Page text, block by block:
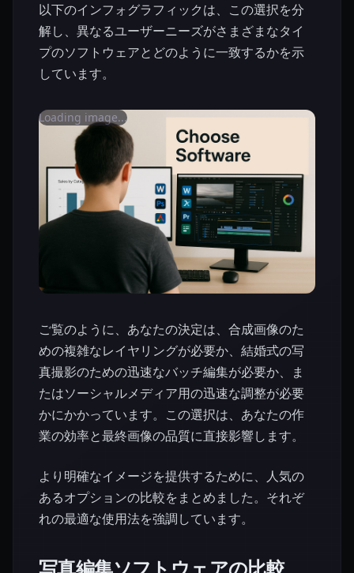
以下のインフォグラフィックは、この選択を分
解し、異なるユーザーニーズがさまざまなタイ
プのソフトウェアとどのように一致するかを示
しています。
Loading image...
ご覧のように、あなたの決定は、合成画像のた
めの複雑なレイヤリングが必要か、結婚式の写
真撮影のための迅速なバッチ編集が必要か、ま
たはソーシャルメディア用の迅速な調整が必要
かにかかっています。この選択は、あなたの作
業の効率と最終画像の品質に直接影響します。
より明確なイメージを提供するために、人気の
あるオプションの比較をまとめました。それぞ
れの最適な使用法を強調しています。